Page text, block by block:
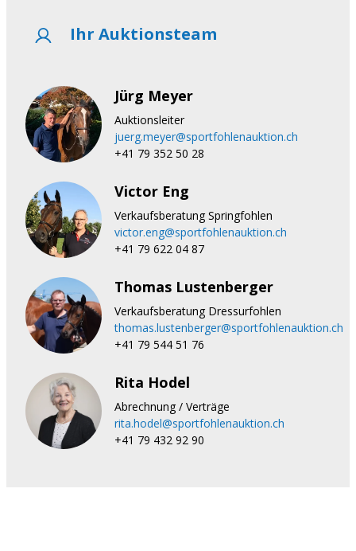
Ihr Auktionsteam
Jürg Meyer
Auktionsleiter
juerg.meyer@sportfohlenauktion.ch
+41 79 352 50 28
Victor Eng
Verkaufsberatung Springfohlen
victor.eng@sportfohlenauktion.ch
+41 79 622 04 87
Thomas Lustenberger
Verkaufsberatung Dressurfohlen
thomas.lustenberger@sportfohlenauktion.ch
+41 79 544 51 76
Rita Hodel
Abrechnung / Verträge
rita.hodel@sportfohlenauktion.ch
+41 79 432 92 90